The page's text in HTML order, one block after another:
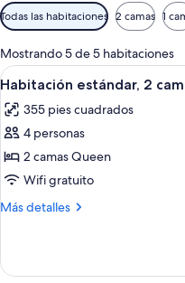
Filtros
disponibles
para
las
habitaciones
Todas las habitaciones 2 camas 1
Mostrando 5 de 5 habitaciones
Abrir
todas
las
fotos
de
Habitación
estándar,
Queen
11
Habitación estándar, 2
355 pies cuadrados
4 personas
2 camas Queen
Wifi gratuito
Más detalles
Más
estándar,